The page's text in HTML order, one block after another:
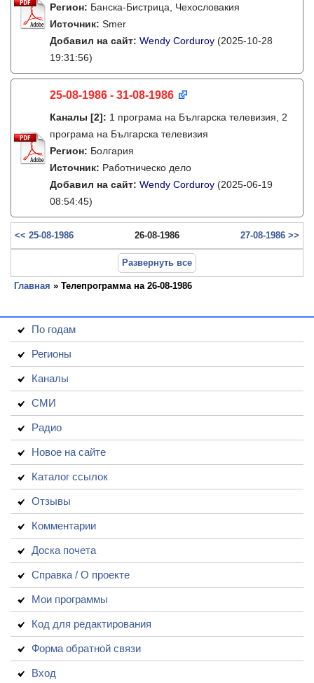
Регион: Банска-Бистрица, Чехословакия
Источник: Smer
Добавил на сайт: Wendy Corduroy (2025-10-28
19:31:56)
25-08-1986 - 31-08-1986
Каналы [2]: 1 програма на Българска телевизия, 2
програма на Българска телевизия
Регион: Болгария
Источник: Работническо дело
Добавил на сайт: Wendy Corduroy (2025-06-19
08:54:45)
<< 25-08-1986 26-08-1986 27-08-1986 >>
Развернуть все
Главная » Телепрограмма на 26-08-1986
По годам
Регионы
Каналы
СМИ
Радио
Новое на сайте
Каталог ссылок
Отзывы
Комментарии
Доска почета
Справка / О проекте
Мои программы
Код для редактирования
Форма обратной связи
Вход